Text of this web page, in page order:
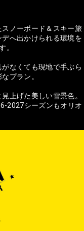
スノーボード＆スキー旅
へ出かけられる環境を
。
なくても現地で手ぶら
プラン。
上げた美しい雪景色。
2027シーズンもオリオ